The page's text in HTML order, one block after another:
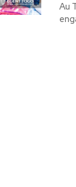
Au